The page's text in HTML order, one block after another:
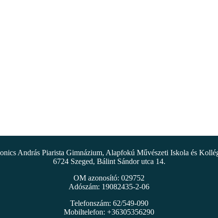
András Piarista Gimnázium, Alapfokú Művészeti Iskola és
6724 Szeged, Bálint Sándor utca 14.
OM azonosító: 029752
Adószám: 19082435-2-06
Telefonszám: 62/549-090
Mobiltelefon: +36305356290